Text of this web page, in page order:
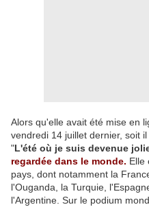
Alors qu'elle avait été mise en
vendredi 14 juillet dernier, soit
"L'été où je suis devenue
regardée dans le monde. Elle
pays, dont notamment la
l'Ouganda, la Turquie,
l'Argentine. Sur le podium